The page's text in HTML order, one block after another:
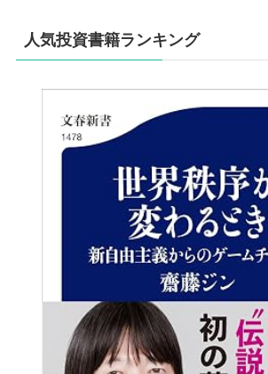
人気投資書籍ランキング